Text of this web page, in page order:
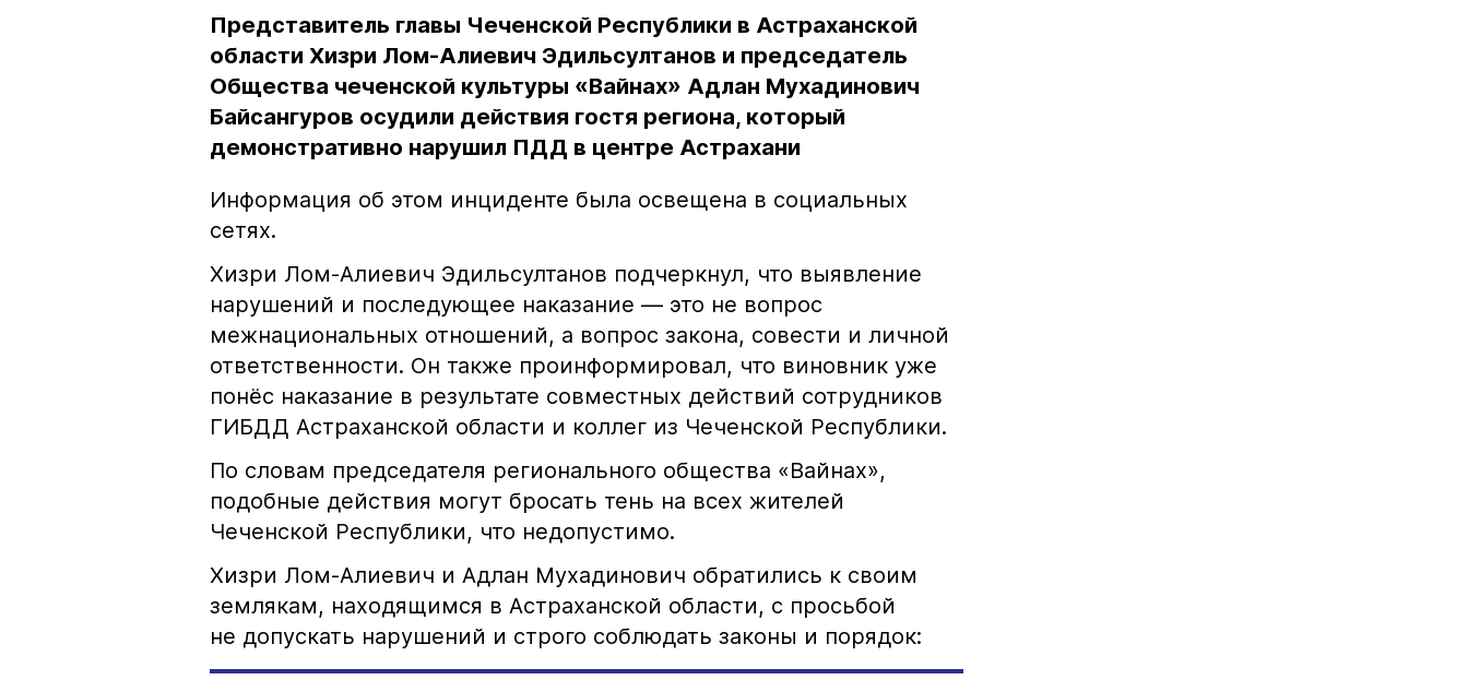
Представитель главы Чеченской Республики в Астраханской
области Хизри Лом-Алиевич Эдильсултанов и председатель
Общества чеченской культуры «Вайнах» Адлан Мухадинович
Байсангуров осудили действия гостя региона, который
демонстративно нарушил ПДД в центре Астрахани
Информация об этом инциденте была освещена в социальных
сетях.
Хизри Лом-Алиевич Эдильсултанов подчеркнул, что выявление
нарушений и последующее наказание — это не вопрос
межнациональных отношений, а вопрос закона, совести и личной
ответственности. Он также проинформировал, что виновник уже
понёс наказание в результате совместных действий сотрудников
ГИБДД Астраханской области и коллег из Чеченской Республики.
По словам председателя регионального общества «Вайнах»,
подобные действия могут бросать тень на всех жителей
Чеченской Республики, что недопустимо.
Хизри Лом-Алиевич и Адлан Мухадинович обратились к своим
землякам, находящимся в Астраханской области, с просьбой
не допускать нарушений и строго соблюдать законы и порядок: